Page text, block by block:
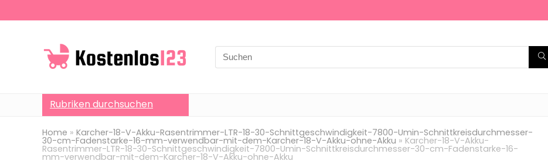
Search
for:
Rubriken durchsuchen
Home » Karcher-18-V-Akku-Rasentrimmer-LTR-18-30-Schnittgeschwindigkeit-7800-Umin-Schnittkreisdurchmesser-
30-cm-Fadenstarke-16-mm-verwendbar-mit-dem-Karcher-18-V-Akku-ohne-Akku » Karcher-18-V-Akku-
Rasentrimmer-LTR-18-30-Schnittgeschwindigkeit-7800-Umin-Schnittkreisdurchmesser-30-cm-Fadenstarke-16-
mm-verwendbar-mit-dem-Karcher-18-V-Akku-ohne-Akku